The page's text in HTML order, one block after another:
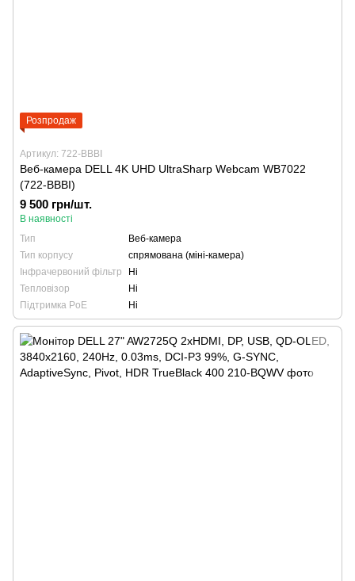
Розпродаж
Артикул: 722-BBBI
Веб-камера DELL 4K UHD UltraSharp Webcam WB7022
(722-BBBI)
9 500 грн/шт.
В наявності
Тип
Веб-камера
Тип корпусу
спрямована (міні-камера)
Інфрачервоний фільтр
Ні
Тепловізор
Ні
Підтримка PoE
Ні